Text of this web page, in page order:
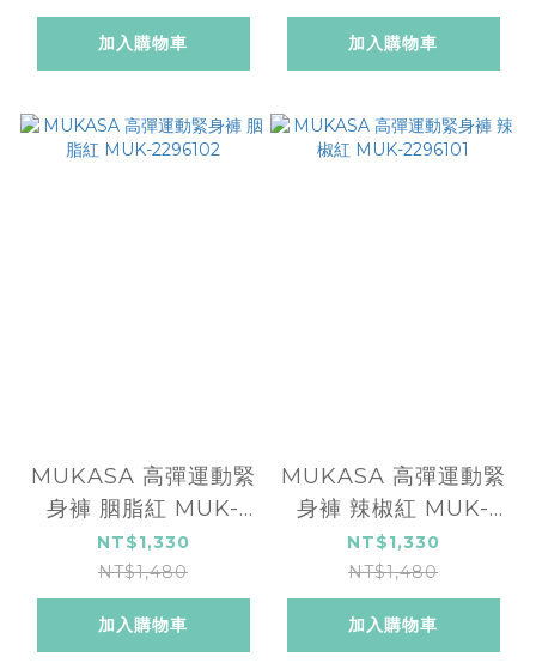
加入購物車 加入購物車
MUKASA 高彈運動緊
身褲 胭脂紅 MUK-
2296102
NT$1,330
NT$1,480
加入購物車
MUKASA 高彈運動緊
身褲 辣椒紅 MUK-
2296101
NT$1,330
NT$1,480
加入購物車